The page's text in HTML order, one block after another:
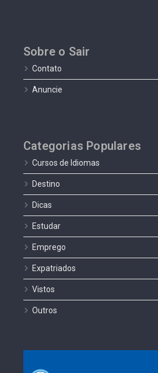
Sobre o Sair
Contato
Anuncie
Categorias Populares
Cursos de Idiomas
Destino
Dicas
Estudar
Emprego
Expatriados
Vistos
Outros